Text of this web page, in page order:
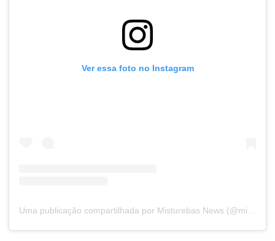
Ver essa foto no Instagram